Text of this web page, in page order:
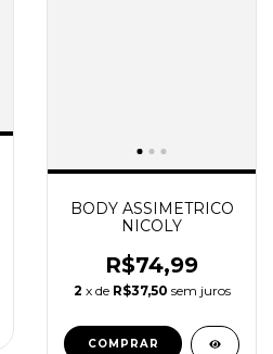
BODY ASSIMETRICO
NICOLY
R$74,99
2 x de R$37,50 sem juros
COMPRAR